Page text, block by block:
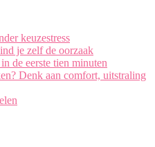
keuzestress
je zelf de oorzaak
de eerste tien minuten
Denk aan comfort, uitstraling